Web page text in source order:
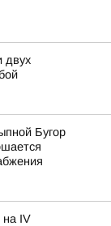
двух
Бугор
на IV